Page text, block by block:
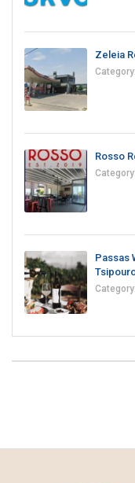
Zeleia
Category:
Rosso
Category:
Passas
Category: